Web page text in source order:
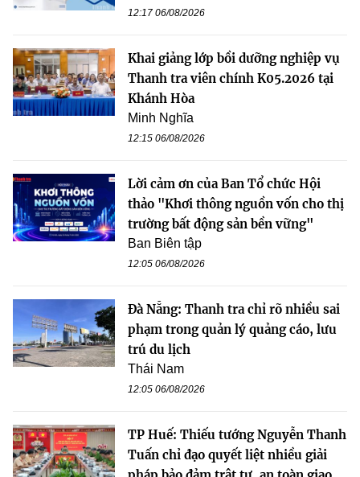
12:17 06/08/2026
Khai giảng lớp bồi dưỡng nghiệp vụ
Thanh tra viên chính K05.2026 tại
Khánh Hòa
Minh Nghĩa
12:15 06/08/2026
Lời cảm ơn của Ban Tổ chức Hội
thảo "Khơi thông nguồn vốn cho thị
trường bất động sản bền vững"
Ban Biên tập
12:05 06/08/2026
Đà Nẵng: Thanh tra chỉ rõ nhiều sai
phạm trong quản lý quảng cáo, lưu
trú du lịch
Thái Nam
12:05 06/08/2026
TP Huế: Thiếu tướng Nguyễn Thanh
Tuấn chỉ đạo quyết liệt nhiều giải